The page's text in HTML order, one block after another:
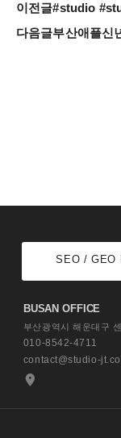
이전글#studio
다음글
SEO / GEO
BUSAN OFFICE
부산광역시 해운대구
010-8542-4711
contact@studio-